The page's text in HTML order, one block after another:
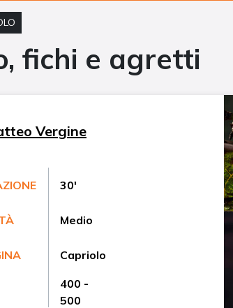
fichi e agretti
Vergine
30'
Medio
Capriolo
400 -
500